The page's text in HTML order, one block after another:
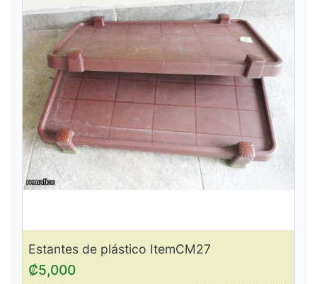
Estantes de plástico ItemCM27
₡5,000